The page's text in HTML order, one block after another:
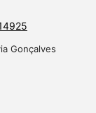
Gonçalves